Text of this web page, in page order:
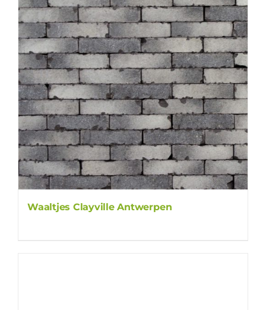
Waaltjes Clayville Antwerpen